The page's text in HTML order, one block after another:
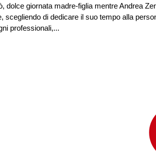
dolce giornata madre-figlia mentre Andrea
scegliendo di dedicare il suo tempo alla
professionali,...